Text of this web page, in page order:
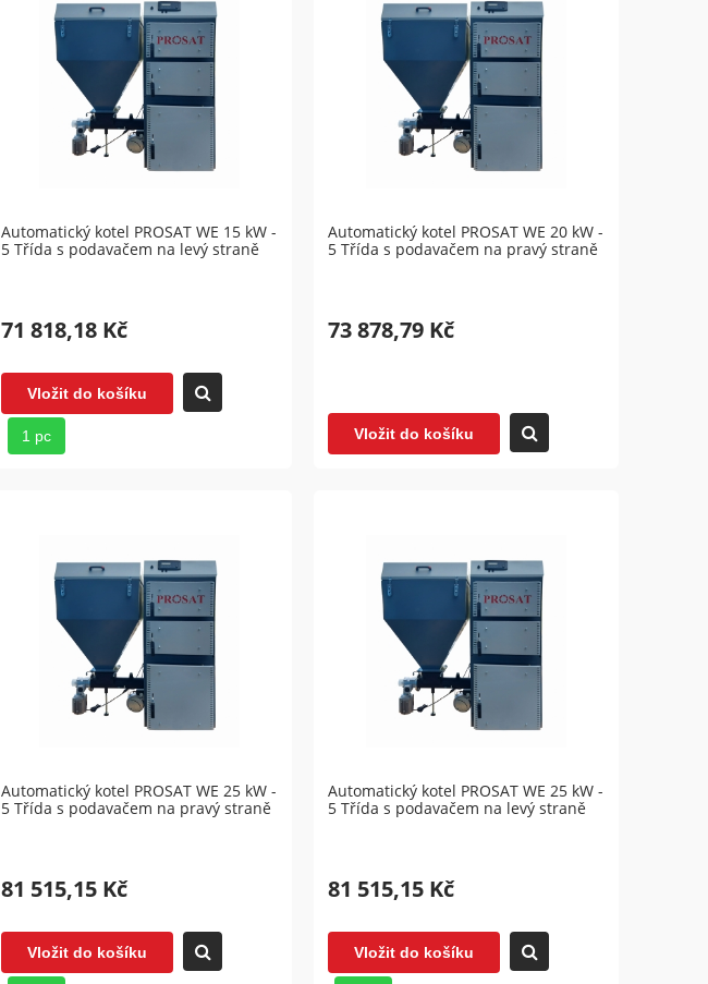
Automatický kotel PROSAT WE 15 kW -
5 Třída s podavačem na levý straně
71 818,18 Kč
Vložit do košíku
1 pc
Automatický kotel PROSAT WE 20 kW -
5 Třída s podavačem na pravý straně
73 878,79 Kč
Vložit do košíku
Automatický kotel PROSAT WE 25 kW -
5 Třída s podavačem na pravý straně
81 515,15 Kč
Vložit do košíku
Automatický kotel PROSAT WE 25 kW -
5 Třída s podavačem na levý straně
81 515,15 Kč
Vložit do košíku